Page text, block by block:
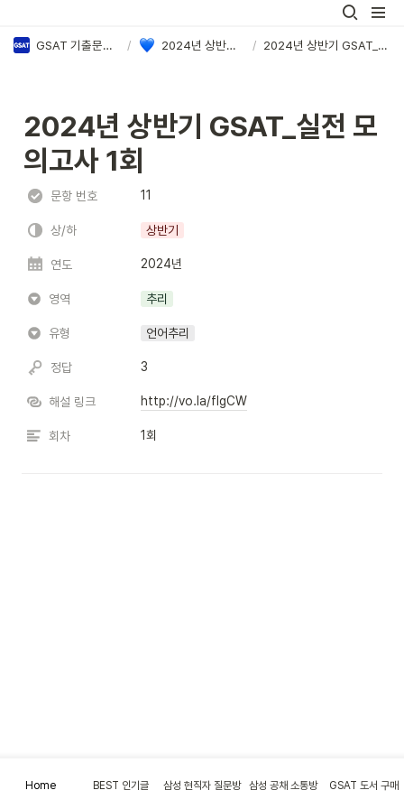
GSAT 기출문제 PDF & 정답·해설 모음 / 2024년 상반기 삼성 GSAT 정답·해설 / 2024년 상반기 GSAT_실전 모의고사 1회
2024년 상반기 GSAT_실전 모
의고사 1회
문항 번호 11
상/하 상반기
연도 2024년
영역 추리
유형 언어추리
정답 3
해설 링크 http://vo.la/fIgCW
회차 1회
Home BEST 인기글 삼성 현직자 질문방 삼성 공채 소통방 GSAT 도서 구매